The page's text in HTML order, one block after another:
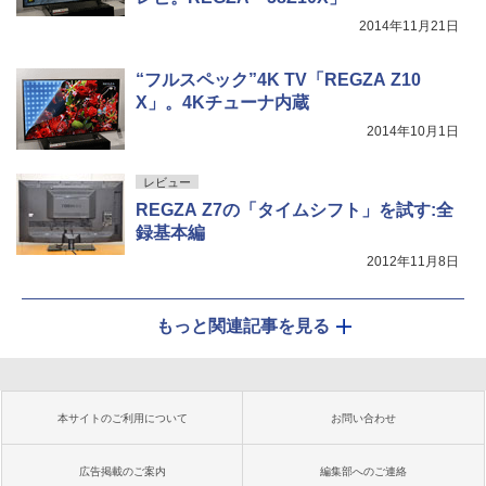
2014年11月21日
“フルスペック”4K TV「REGZA Z10
X」。4Kチューナ内蔵
2014年10月1日
レビュー
REGZA Z7の「タイムシフト」を試す:全
録基本編
2012年11月8日
もっと関連記事を見る
本サイトのご利用について お問い合わせ
広告掲載のご案内 編集部へのご連絡